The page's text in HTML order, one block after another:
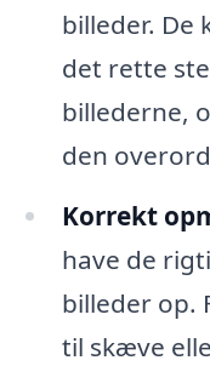
billeder.
det rette
billederne,
den
Korrekt
have de
billeder op.
til skæve